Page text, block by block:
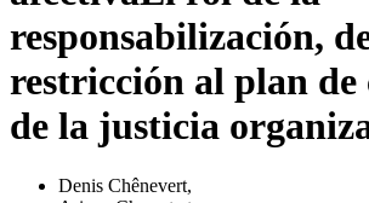
responsabilización,
restricción al plan
de la justicia
Denis Chênevert,